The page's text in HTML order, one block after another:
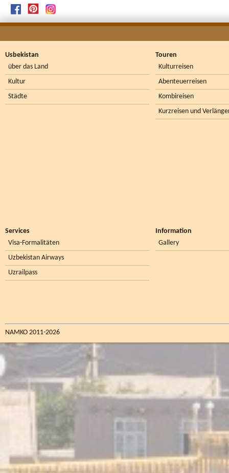
Usbekistan
über das Land
Kultur
Städte
Touren
Kulturreisen
Abenteuerreisen
Kombireisen
Kurzreisen und
Services
Visa-Formalitäten
Uzbekistan Airways
Uzrailpass
Information
Gallery
NAMKO 2011-2026